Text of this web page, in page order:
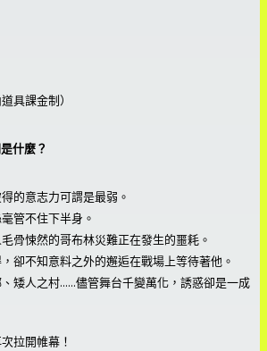
具課金制）
什麼？
的意志力可謂是最弱。
管不住下半身。
骨悚然的哥布林災難正在發生的噩耗。
卻不知意料之外的邂逅在戰場上等待著他。
矮人之村......儘管舞台千變萬化，誘惑卻是一成
拉開帷幕！